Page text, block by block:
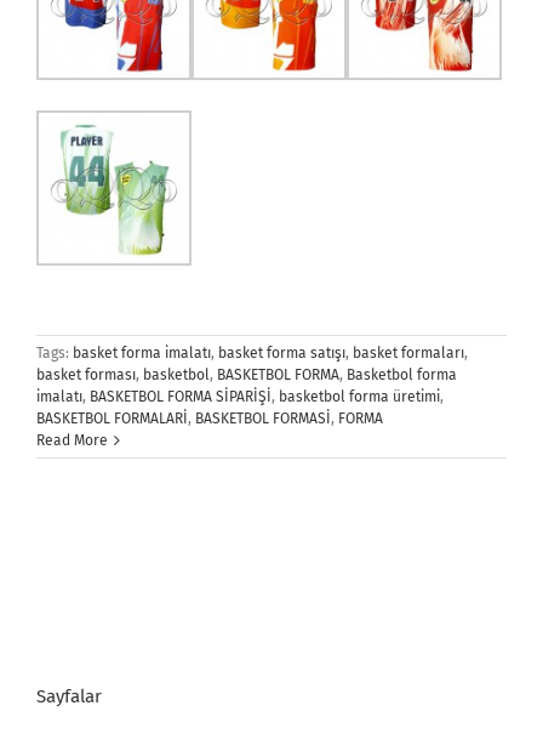
Tags: basket forma imalatı, basket forma satışı, basket formaları,
basket forması, basketbol, BASKETBOL FORMA, Basketbol forma
imalatı, BASKETBOL FORMA SİPARİŞİ , basketbol forma üretimi,
BASKETBOL FORMALARİ , BASKETBOL FORMASİ , FORMA
Read More
Sayfalar